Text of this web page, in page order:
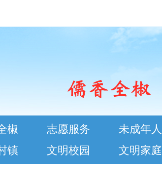
椒
镇
志愿服务
文明校园
未成年人
文明家庭